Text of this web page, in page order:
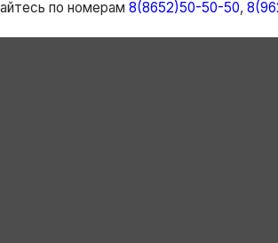
по номерам 8(8652)50-50-50,